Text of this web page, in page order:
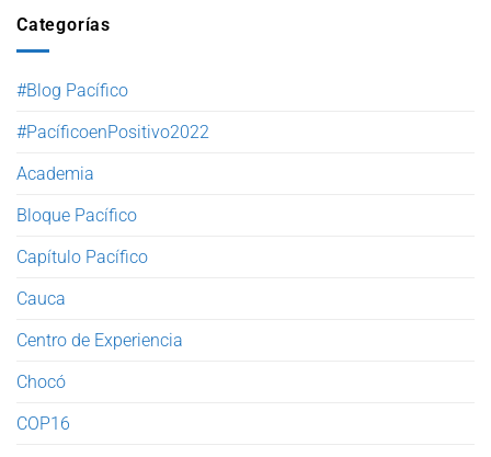
Categorías
#Blog Pacífico
#PacíficoenPositivo2022
Academia
Bloque Pacífico
Capítulo Pacífico
Cauca
Centro de Experiencia
Chocó
COP16